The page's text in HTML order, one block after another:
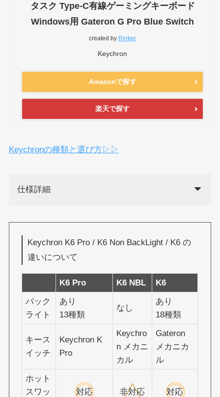
タスク Type-C有線ゲーミングキーボード
Windows用 Gateron G Pro Blue Switch
created by Rinker
Keychron
Amazonで探す
楽天で探す
Keychronの種類と選び方▷▷
仕様詳細
Keychron K6 Pro / K6 Non BackLight / K6 の
違いについて
K6 Pro K6 NBL
K6
バック
ライト
あり
13種類
なし
あり
18種類
キース
イッチ
Keychron K
Pro
Keychro
n メカニ
カル
Gateron
メカニカ
ル
ホット
スワッ
対応 非対応 対応